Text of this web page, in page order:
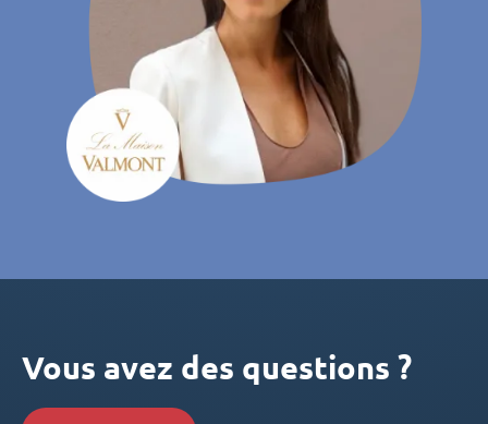
Vous avez des questions ?